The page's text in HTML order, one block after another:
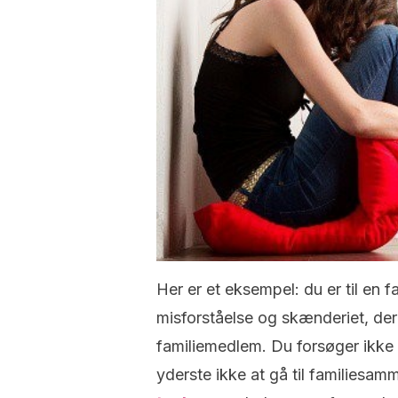
Her er et eksempel: du er til en
misforståelse og skænderiet,
familiemedlem. Du forsøger
yderste ikke at gå til